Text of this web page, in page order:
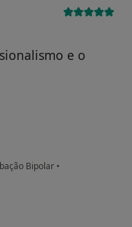
e o
Bipolar •